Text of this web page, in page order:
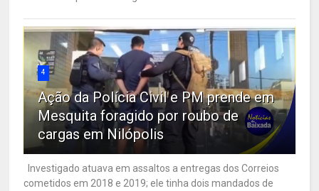
4
Ação da Polícia Civil e PM prende em
Mesquita foragido por roubo de
cargas em Nilópolis
Investigado atuava em assaltos a entregas dos Correios
cometidos em 2018 e 2019; ele tinha dois mandados de